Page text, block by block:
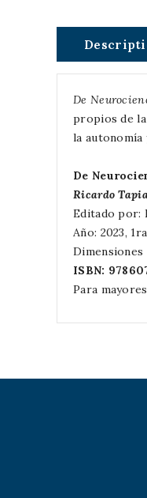
De
propios de la
la autonomía
De
Ricardo
Editado por:
Año: 2023,
Dimensiones
ISBN:
Para